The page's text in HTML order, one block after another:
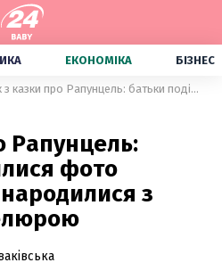
ЕКОНОМІКА БІЗНЕС
Як з казки про Рапунцель: батьки поділилися фото немовлят, які народилися з пишною шевелюрою
Рапунцель:
фото
з